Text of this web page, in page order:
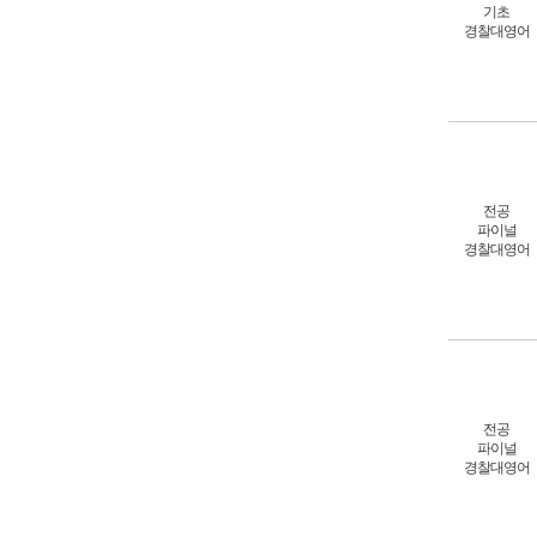
기초
경찰대영어
전공
파이널
경찰대영어
전공
파이널
경찰대영어